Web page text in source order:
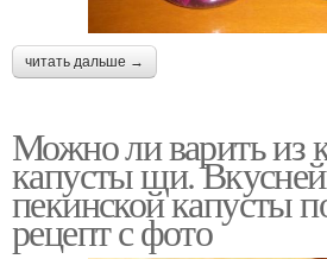
читать дальше →
Можно ли варить из
капусты щи.
пекинской капусты
рецепт с фото